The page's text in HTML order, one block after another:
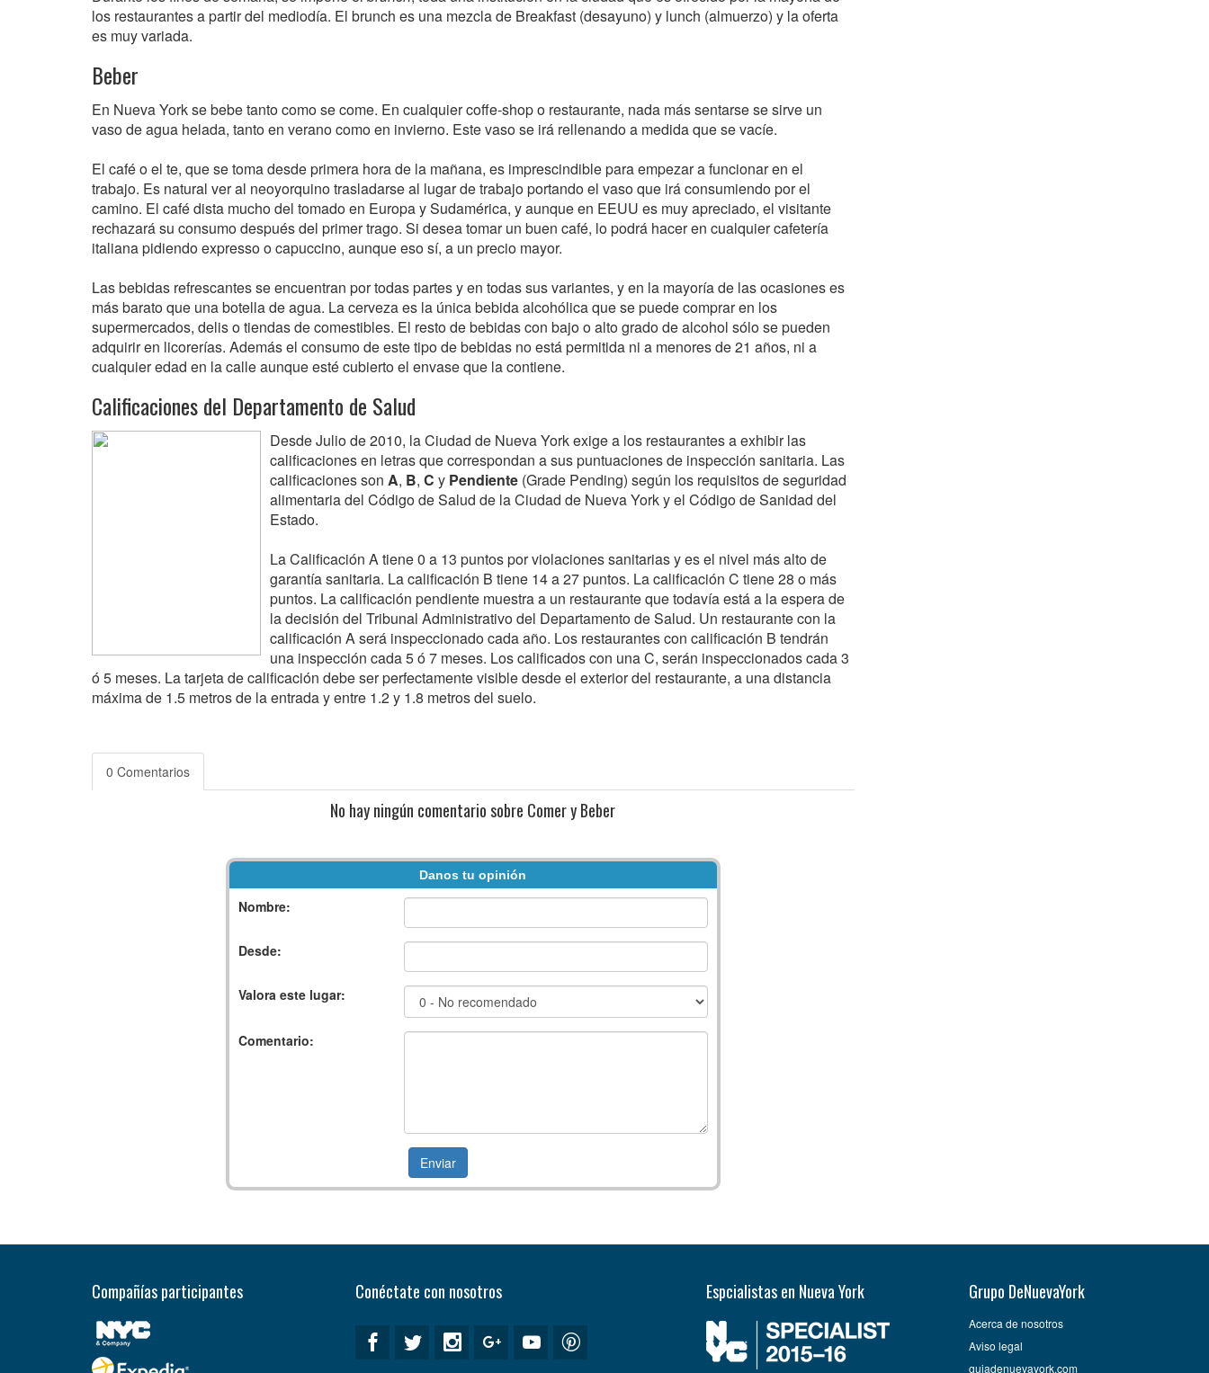
los restaurantes a partir del mediodía. El brunch es una mezcla de Breakfast (desayuno) y lunch (almuerzo) y la oferta
es muy variada.
Beber
En Nueva York se bebe tanto como se come. En cualquier coffe-shop o restaurante, nada más sentarse se sirve un
vaso de agua helada, tanto en verano como en invierno. Este vaso se irá rellenando a medida que se vacíe.
El café o el te, que se toma desde primera hora de la mañana, es imprescindible para empezar a funcionar en el
trabajo. Es natural ver al neoyorquino trasladarse al lugar de trabajo portando el vaso que irá consumiendo por el
camino. El café dista mucho del tomado en Europa y Sudamérica, y aunque en EEUU es muy apreciado, el visitante
rechazará su consumo después del primer trago. Si desea tomar un buen café, lo podrá hacer en cualquier cafetería
italiana pidiendo expresso o capuccino, aunque eso sí, a un precio mayor.
Las bebidas refrescantes se encuentran por todas partes y en todas sus variantes, y en la mayoría de las ocasiones es
más barato que una botella de agua. La cerveza es la única bebida alcohólica que se puede comprar en los
supermercados, delis o tiendas de comestibles. El resto de bebidas con bajo o alto grado de alcohol sólo se pueden
adquirir en licorerías. Además el consumo de este tipo de bebidas no está permitida ni a menores de 21 años, ni a
cualquier edad en la calle aunque esté cubierto el envase que la contiene.
Calificaciones del Departamento de Salud
Desde Julio de 2010, la Ciudad de Nueva York exige a los restaurantes a exhibir las
calificaciones en letras que correspondan a sus puntuaciones de inspección sanitaria. Las
calificaciones son A, B, C y Pendiente (Grade Pending) según los requisitos de seguridad
alimentaria del Código de Salud de la Ciudad de Nueva York y el Código de Sanidad del
Estado.
La Calificación A tiene 0 a 13 puntos por violaciones sanitarias y es el nivel más alto de
garantía sanitaria. La calificación B tiene 14 a 27 puntos. La calificación C tiene 28 o más
puntos. La calificación pendiente muestra a un restaurante que todavía está a la espera de
la decisión del Tribunal Administrativo del Departamento de Salud. Un restaurante con la
calificación A será inspeccionado cada año. Los restaurantes con calificación B tendrán
una inspección cada 5 ó 7 meses. Los calificados con una C, serán inspeccionados cada 3
ó 5 meses. La tarjeta de calificación debe ser perfectamente visible desde el exterior del restaurante, a una distancia
máxima de 1.5 metros de la entrada y entre 1.2 y 1.8 metros del suelo.
0 Comentarios
No hay ningún comentario sobre Comer y Beber
Danos tu opinión
Nombre:
Desde:
Valora este lugar:
Comentario:
Compañías participantes Conéctate con nosotros Espcialistas en Nueva York Grupo DeNuevaYork
Acerca de nosotros
Aviso legal
guiadenuevayork.com